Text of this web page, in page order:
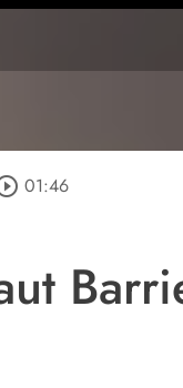
01:46